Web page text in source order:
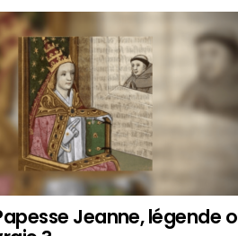
Jeanne, légende